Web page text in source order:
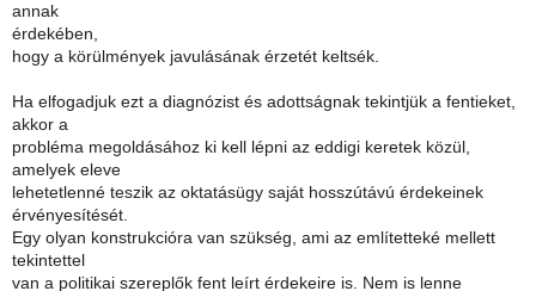
annak
érdekében,
hogy a körülmények javulásának érzetét keltsék.
Ha elfogadjuk ezt a diagnózist és adottságnak tekintjük a fentieket,
akkor a
probléma megoldásához ki kell lépni az eddigi keretek közül,
amelyek eleve
lehetetlenné teszik az oktatásügy saját hosszútávú érdekeinek
érvényesítését.
Egy olyan konstrukcióra van szükség, ami az említetteké mellett
tekintettel
van a politikai szereplők fent leírt érdekeire is. Nem is lenne